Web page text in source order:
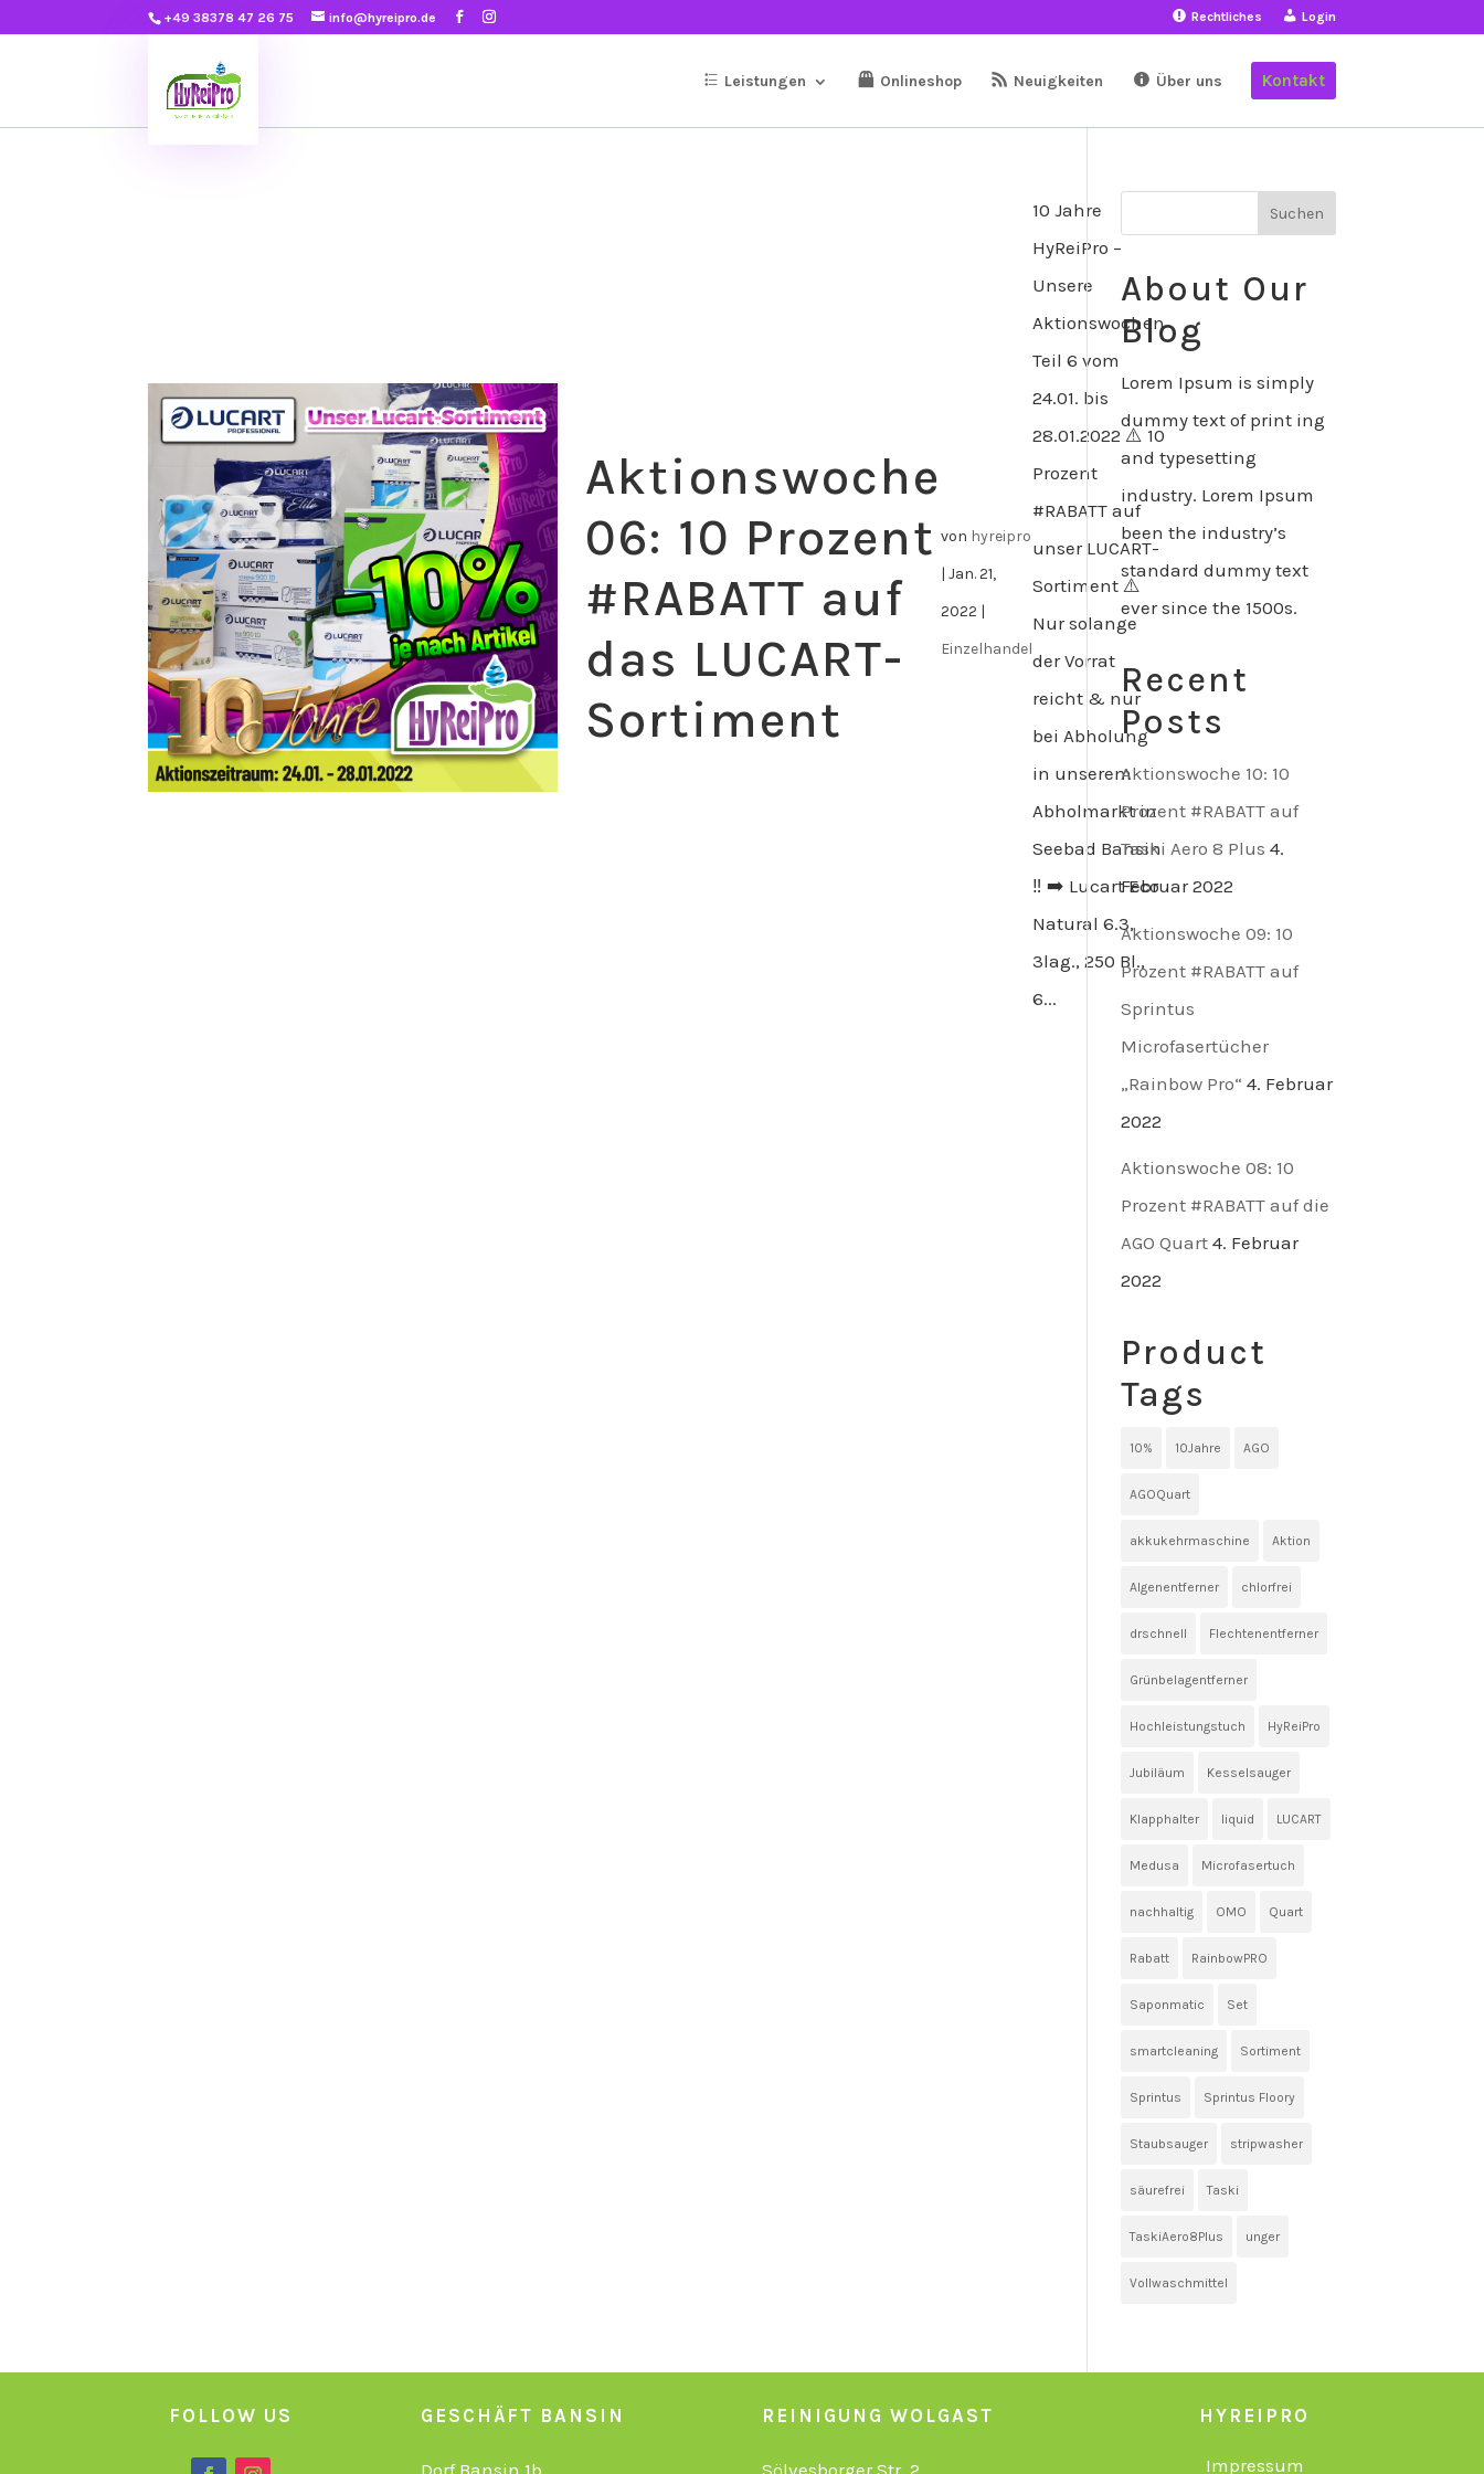
+49 38378 47 26 75 info@hyreipro.de Rechtliches Login
Leistungen Onlineshop Neuigkeiten Über uns Kontakt
Aktionswoche
06: 10 Prozent
#RABATT auf
das LUCART-
Sortiment
von hyreipro
|Jan. 21,
2022 |
Einzelhandel
10 Jahre
HyReiPro –
Unsere
Aktionswochen
Teil 6 vom
24.01. bis
28.01.2022 ⚠️ 10
Prozent
#RABATT auf
unser LUCART-
Sortiment ⚠️
Nur solange
der Vorrat
reicht & nur
bei Abholung
in unserem
Abholmarkt in
Seebad Bansin
‼️ ➡️ Lucart Eco
Natural 6.3,
3lag., 250 Bl.,
6...
About Our
Blog
Lorem Ipsum is simply
dummy text of print ing
and typesetting
industry. Lorem Ipsum
been the industry’s
standard dummy text
ever since the 1500s.
Recent
Posts
Aktionswoche 10: 10
Prozent #RABATT auf
Taski Aero 8 Plus 4.
Februar 2022
Aktionswoche 09: 10
Prozent #RABATT auf
Sprintus
Microfasertücher
„Rainbow Pro“ 4. Februar
2022
Aktionswoche 08: 10
Prozent #RABATT auf die
AGO Quart 4. Februar
2022
Product
Tags
10% 10Jahre AGO
AGOQuart
akkukehrmaschine Aktion
Algenentferner chlorfrei
drschnell Flechtenentferner
Grünbelagentferner
Hochleistungstuch HyReiPro
Jubiläum Kesselsauger
Klapphalter liquid LUCART
Medusa Microfasertuch
nachhaltig OMO Quart
Rabatt RainbowPRO
Saponmatic Set
smartcleaning Sortiment
Sprintus Sprintus Floory
Staubsauger stripwasher
säurefrei Taski
TaskiAero8Plus unger
Vollwaschmittel
FOLLOW US GESCHÄFT BANSIN
Dorf Bansin 1b
REINIGUNG WOLGAST
Sölvesborger Str. 2
HYREIPRO
Impressum